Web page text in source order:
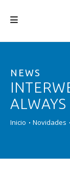
PRODUTOS
SERVIÇOS
BLOG
NEWS
ALWAYS
Inicio Novidades